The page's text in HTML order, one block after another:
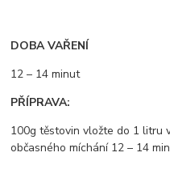
DOBA VAŘENÍ
12 – 14 minut
PŘÍPRAVA:
100g těstovin vložte do 1 litru
občasného míchání 12 – 14